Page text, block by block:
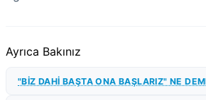
Ayrıca Bakınız
"BİZ DAHİ BAŞTA ONA BAŞLARIZ" NE